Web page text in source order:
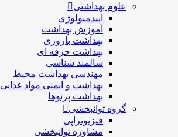
علوم بهداشتی
اپیدمیولوژی
آموزش بهداشت
بهداشت باروری
بهداشت حرفه ای
سالمند شناسی
مهندسی بهداشت محيط
بهداشت و ایمنی مواد غذایی
بهداشت پرتوها
گروه توانبخشی
فیزیوتراپی
مشاوره توانبخشی